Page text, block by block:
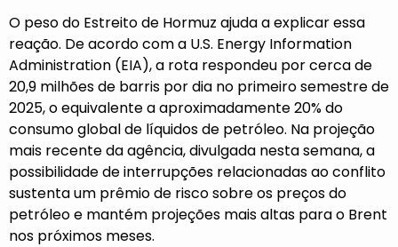
O peso do Estreito de Hormuz ajuda a explicar essa
reação. De acordo com a U.S. Energy Information
Administration (EIA), a rota respondeu por cerca de
20,9 milhões de barris por dia no primeiro semestre de
2025, o equivalente a aproximadamente 20% do
consumo global de líquidos de petróleo. Na projeção
mais recente da agência, divulgada nesta semana, a
possibilidade de interrupções relacionadas ao conflito
sustenta um prêmio de risco sobre os preços do
petróleo e mantém projeções mais altas para o Brent
nos próximos meses.